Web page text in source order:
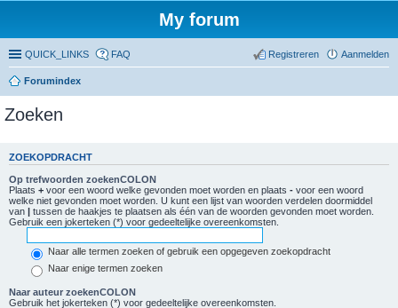
My forum
QUICK_LINKS FAQ Aanmelden
Registreren
Forumindex
Zoeken
ZOEKOPDRACHT
Op trefwoorden zoekenCOLON
Plaats + voor een woord welke gevonden moet worden en plaats - voor een woord
welke niet gevonden moet worden. U kunt een lijst van woorden verdelen doormiddel
van | tussen de haakjes te plaatsen als één van de woorden gevonden moet worden.
Gebruik een jokerteken (*) voor gedeeltelijke overeenkomsten.
Naar alle termen zoeken of gebruik een opgegeven zoekopdracht
Naar enige termen zoeken
Naar auteur zoekenCOLON
Gebruik het jokerteken (*) voor gedeeltelijke overeenkomsten.